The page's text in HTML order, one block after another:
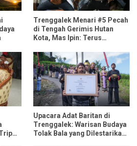
Trenggalek Menari #5 Pecah
di Tengah Gerimis Hutan
Kota, Mas Ipin: Terus
Upacara Adat Baritan di
Trenggalek: Warisan Budaya
Tolak Bala yang Dilestarikan